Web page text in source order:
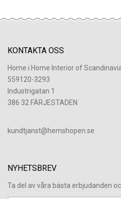
KONTAKTA OSS
Home i Home Interior of
559120-3293
Industrigatan 1
386 32 FÄRJESTADEN
​kundtjanst@hemshopen.se
NYHETSBREV
Ta del av våra bästa erbjudanden